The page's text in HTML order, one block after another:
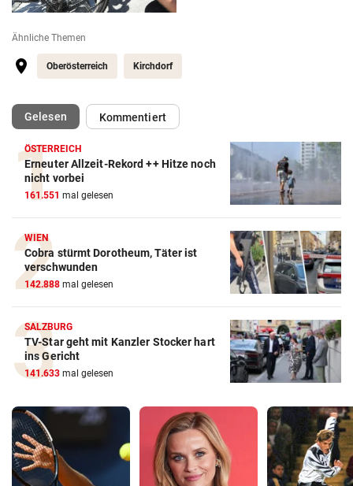
Ähnliche Themen
Oberösterreich Kirchdorf
Gelesen(ausgewählt)Kommentiert
ÖSTERREICH
Erneuter Allzeit-Rekord ++ Hitze noch
nicht vorbei
161.551 mal gelesen
WIEN
Cobra stürmt Dorotheum, Täter ist
verschwunden
142.888 mal gelesen
SALZBURG
TV-Star geht mit Kanzler Stocker hart
ins Gericht
141.633 mal gelesen